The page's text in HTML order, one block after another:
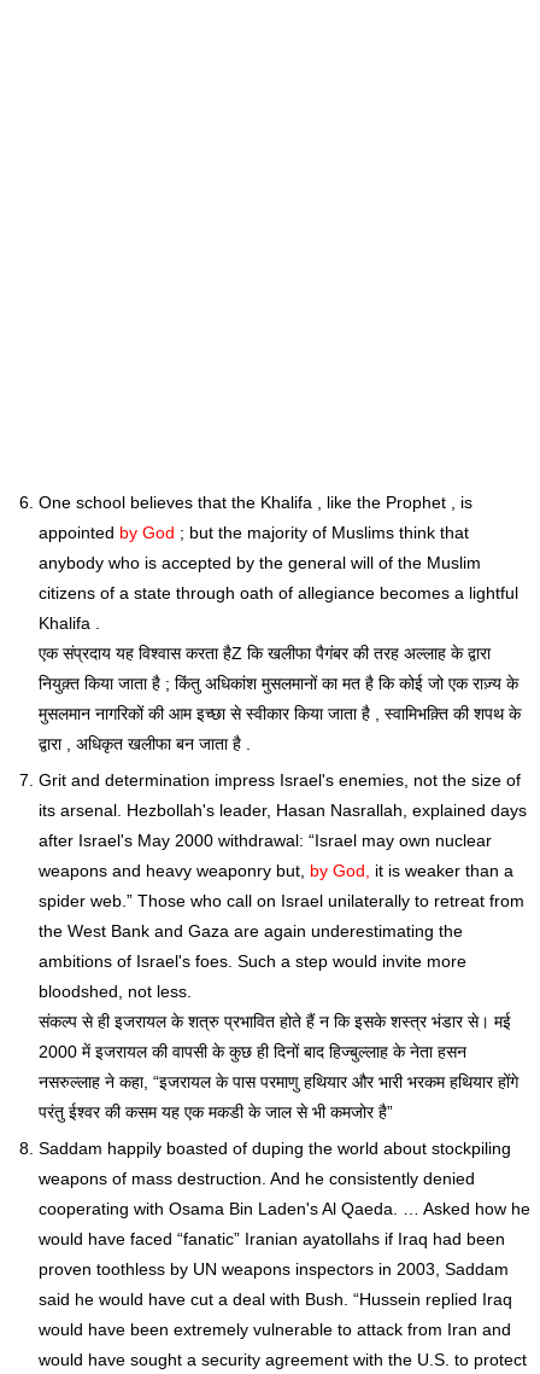
One school believes that the Khalifa , like the Prophet , is
appointed by God ; but the majority of Muslims think that
anybody who is accepted by the general will of the Muslim
citizens of a state through oath of allegiance becomes a lightful
Khalifa .
एक संप्रदाय यह विश्वास करता हैZ कि खलीफा पैगंबर की तरह अल्लाह के द्वारा
नियुक़्त किया जाता है ; किंतु अधिकांश मुसलमानों का मत है कि कोई जो एक राज़्य के
मुसलमान नागरिकों की आम इच्छा से स्वीकार किया जाता है , स्वामिभक़्ति की शपथ के
द्वारा , अधिकृत खलीफा बन जाता है .
Grit and determination impress Israel's enemies, not the size of
its arsenal. Hezbollah's leader, Hasan Nasrallah, explained days
after Israel's May 2000 withdrawal: “Israel may own nuclear
weapons and heavy weaponry but, by God,
it is weaker than a
spider web.” Those who call on Israel unilaterally to retreat from
the West Bank and Gaza are again underestimating the
ambitions of Israel's foes. Such a step would invite more
bloodshed, not less.
संकल्प से ही इजरायल के शत्रु प्रभावित होते हैं न कि इसके शस्त्र भंडार से। मई
2000 में इजरायल की वापसी के कुछ ही दिनों बाद हिज्बुल्लाह के नेता हसन
नसरुल्लाह ने कहा, “इजरायल के पास परमाणु हथियार और भारी भरकम हथियार होंगे
परंतु ईश्वर की कसम यह एक मकडी के जाल से भी कमजोर है”
Saddam happily boasted of duping the world about stockpiling
weapons of mass destruction. And he consistently denied
cooperating with Osama Bin Laden's Al Qaeda. … Asked how he
would have faced “fanatic” Iranian ayatollahs if Iraq had been
proven toothless by UN weapons inspectors in 2003, Saddam
said he would have cut a deal with Bush. “Hussein replied Iraq
would have been extremely vulnerable to attack from Iran and
would have sought a security agreement with the U.S. to protect